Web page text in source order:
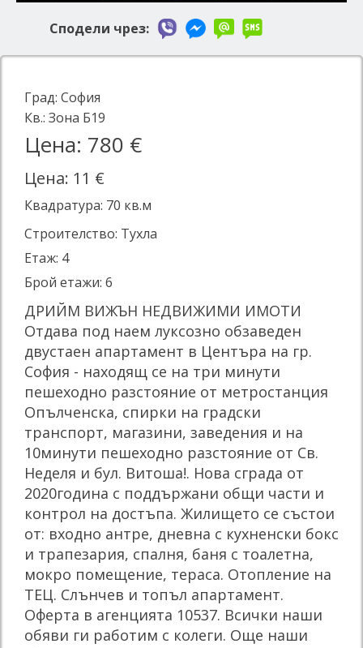
Сподели чрез:
Град: София
Кв.: Зона Б19
Цена: 780 €
Цена: 11 €
Квадратура: 70 кв.м
Строителство: Тухла
Етаж: 4
Брой етажи: 6
ДРИЙМ ВИЖЪН НЕДВИЖИМИ ИМОТИ
Отдава под наем луксозно обзаведен
двустаен апартамент в Центъра на гр.
София - находящ се на три минути
пешеходно разстояние от метростанция
Опълченска, спирки на градски
транспорт, магазини, заведения и на
10минути пешеходно разстояние от Св.
Неделя и бул. Витоша!. Нова сграда от
2020година с поддържани общи части и
контрол на достъпа. Жилището се състои
от: входно антре, дневна с кухненски бокс
и трапезария, спалня, баня с тоалетна,
мокро помещение, тераса. Отопление на
ТЕЦ. Слънчев и топъл апартамент.
Оферта в агенцията 10537. Всички наши
обяви ги работим с колеги. Още наши